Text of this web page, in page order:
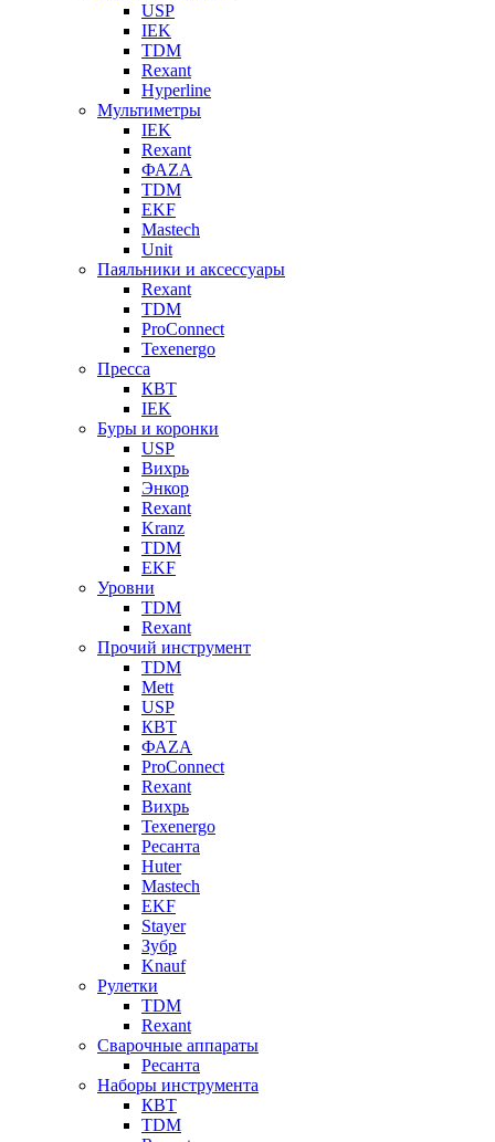
USP
IEK
TDM
Rexant
Hyperline
Мультиметры
IEK
Rexant
ФАZА
TDM
EKF
Mastech
Unit
Паяльники и аксессуары
Rexant
TDM
ProConnect
Texenergo
Пресса
КВТ
IEK
Буры и коронки
USP
Вихрь
Энкор
Rexant
Kranz
TDM
EKF
Уровни
TDM
Rexant
Прочий инструмент
TDM
Mett
USP
КВТ
ФАZА
ProConnect
Rexant
Вихрь
Texenergo
Ресанта
Huter
Mastech
EKF
Stayer
Зубр
Knauf
Рулетки
TDM
Rexant
Сварочные аппараты
Ресанта
Наборы инструмента
КВТ
TDM